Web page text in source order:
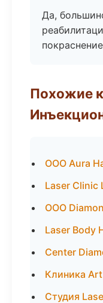
Да,
Похожие
ООО Aura
Laser
ООО
Laser Body
Center
Клиника
Студия